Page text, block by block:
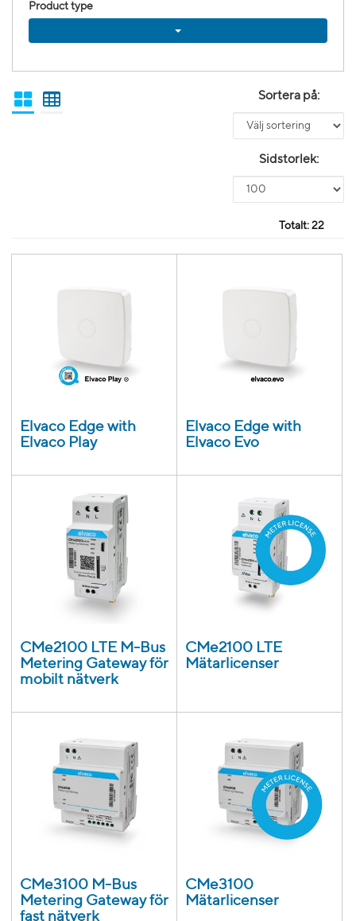
Product type
Sortera på:
Sidstorlek:
Totalt: 22
Elvaco Edge with
Elvaco Play
Elvaco Edge with
Elvaco Evo
CMe2100 LTE M-Bus
Metering Gateway för
mobilt nätverk
CMe2100 LTE
Mätarlicenser
CMe3100 M-Bus
Metering Gateway för
fast nätverk
CMe3100
Mätarlicenser